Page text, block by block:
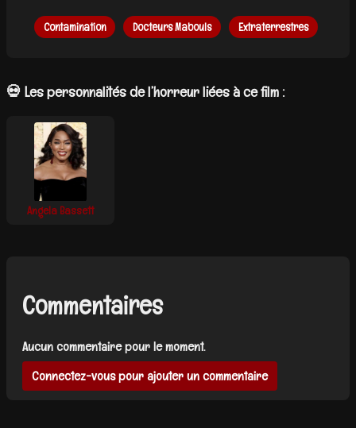
Contamination Docteurs Mabouls Extraterrestres
💀 Les personnalités de l’horreur liées à ce film :
Angela Bassett
Commentaires
Aucun commentaire pour le moment.
Connectez-vous pour ajouter un commentaire